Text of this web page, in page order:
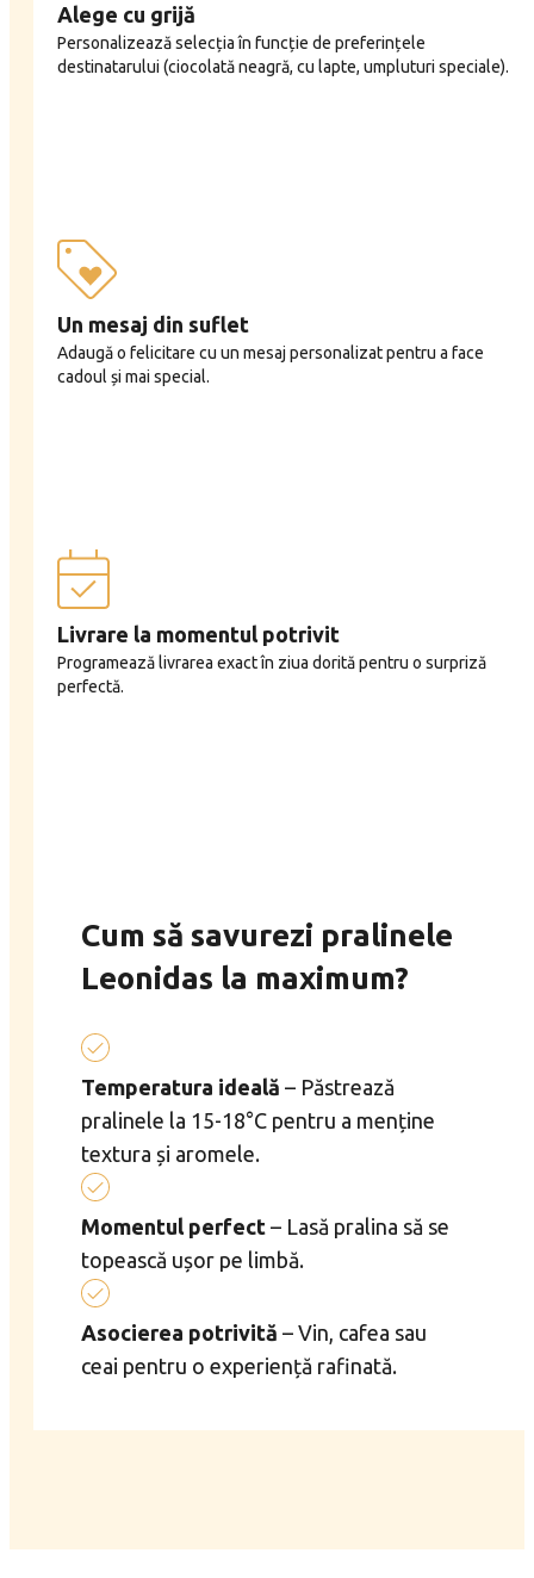
Alege cu grijă
Personalizează selecția în funcție de preferințele
destinatarului (ciocolată neagră, cu lapte, umpluturi speciale).
Un mesaj din suflet
Adaugă o felicitare cu un mesaj personalizat pentru a face
cadoul și mai special.
Livrare la momentul potrivit
Programează livrarea exact în ziua dorită pentru o surpriză
perfectă.
Cum să savurezi pralinele
Leonidas la maximum?
Temperatura ideală – Păstrează
pralinele la 15-18°C pentru a menține
textura și aromele.
Momentul perfect – Lasă pralina să se
topească ușor pe limbă.
Asocierea potrivită – Vin, cafea sau
ceai pentru o experiență rafinată.